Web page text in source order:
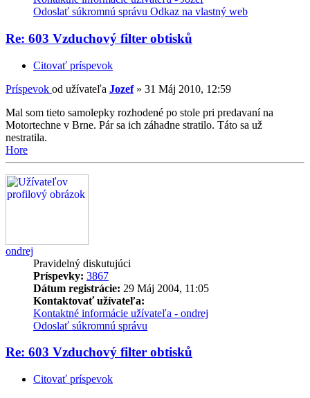
Odoslať súkromnú správu Odkaz na vlastný web
Re: 603 Vzduchový filter obtisků
Citovať príspevok
Príspevok od užívateľa Jozef» 31 Máj 2010, 12:59
Mal som tieto samolepky rozhodené po stole pri predavaní na
Motortechne v Brne. Pár sa ich záhadne stratilo. Táto sa už
nestratila.
Hore
ondrej
Pravidelný diskutujúci
Príspevky: 3867
Dátum registrácie: 29 Máj 2004, 11:05
Kontaktovať užívateľa:
Kontaktné informácie užívateľa - ondrej
Odoslať súkromnú správu
Re: 603 Vzduchový filter obtisků
Citovať príspevok